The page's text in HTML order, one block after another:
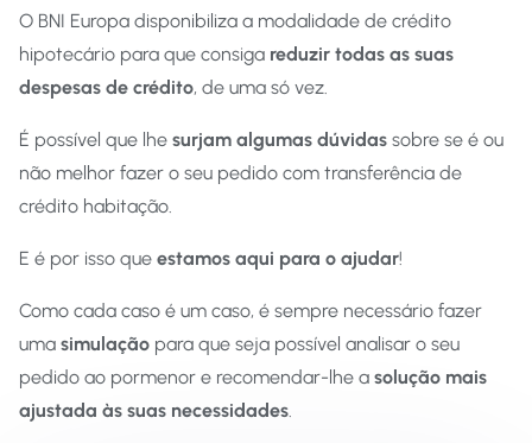
O BNI Europa disponibiliza a modalidade de crédito
hipotecário para que consiga reduzir todas as suas
despesas de crédito, de uma só vez.
É possível que lhe surjam algumas dúvidas sobre se é ou
não melhor fazer o seu pedido com transferência de
crédito habitação.
E é por isso que estamos aqui para o ajudar!
Como cada caso é um caso, é sempre necessário fazer
uma simulação para que seja possível analisar o seu
pedido ao pormenor e recomendar-lhe a solução mais
ajustada às suas necessidades